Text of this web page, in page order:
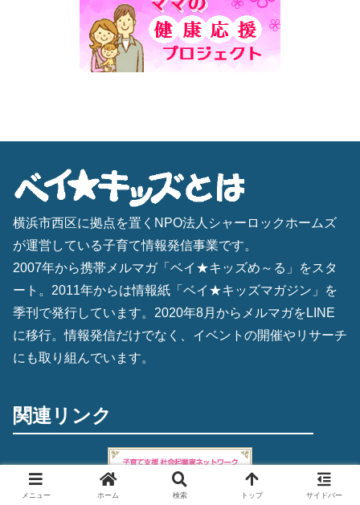
横浜市西区に拠点を置くNPO法人シャーロックホームズ
が運営している子育て情報発信事業です。
2007年から携帯メルマガ「ベイ★キッズめ～る」をスタ
ート。2011年からは情報紙「ベイ★キッズマガジン」を
季刊で発行しています。2020年8月からメルマガをLINE
に移行。情報発信だけでなく、イベントの開催やリサーチ
にも取り組んでいます。
関連リンク
メニュー ホーム 検索 トップ サイドバー